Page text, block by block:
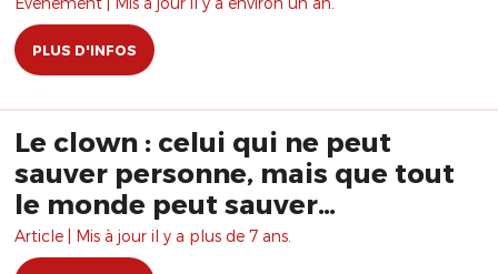
PLUS D'INFOS
Le clown : celui qui ne peut
sauver personne, mais que tout
le monde peut sauver…
Article | Mis à jour il y a plus de 7 ans.